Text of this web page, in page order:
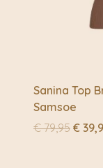
Sanina Top
Samsoe
€79,95 €